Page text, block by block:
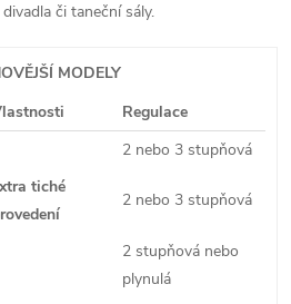
či taneční sály.
MODELY
Regulace
2 nebo 3 stupňová
tiché
2 nebo 3 stupňová
2 stupňová nebo
plynulá